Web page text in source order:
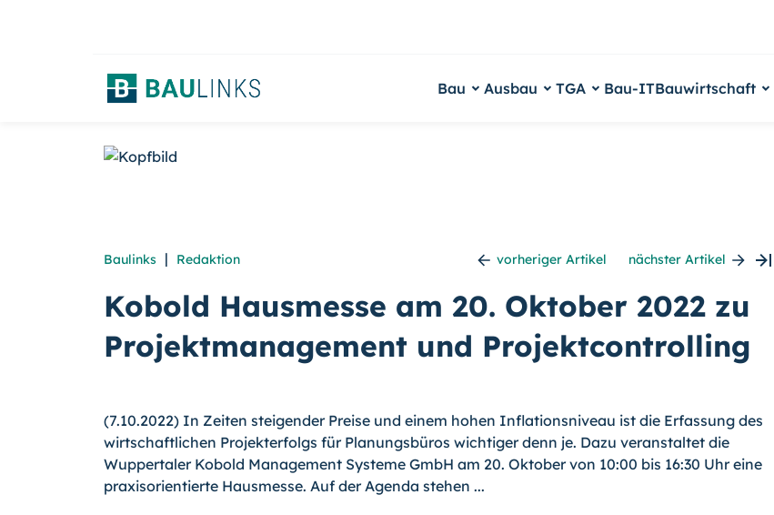
Bau Ausbau TGA Bau-ITBauwirtschaft
Baulinks | Redaktion vorheriger Artikel nächster Artikel
Kobold Hausmesse am 20. Oktober 2022 zu
Projektmanagement und Projektcontrolling
(7.10.2022) In Zeiten steigender Preise und einem hohen Inflationsniveau ist die Erfassung des
wirtschaftlichen Projekterfolgs für Planungsbüros wichtiger denn je. Dazu veranstaltet die
Wuppertaler Kobold Management Systeme GmbH am 20. Oktober von 10:00 bis 16:30 Uhr eine
praxisorientierte Hausmesse. Auf der Agenda stehen ...